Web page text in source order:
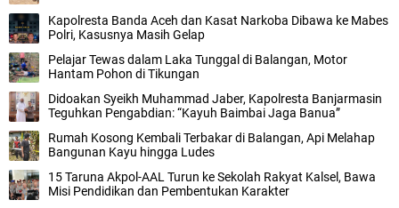
Kapolresta Banda Aceh dan Kasat Narkoba Dibawa ke Mabes
Polri, Kasusnya Masih Gelap
Pelajar Tewas dalam Laka Tunggal di Balangan, Motor
Hantam Pohon di Tikungan
Didoakan Syeikh Muhammad Jaber, Kapolresta Banjarmasin
Teguhkan Pengabdian: “Kayuh Baimbai Jaga Banua”
Rumah Kosong Kembali Terbakar di Balangan, Api Melahap
Bangunan Kayu hingga Ludes
15 Taruna Akpol-AAL Turun ke Sekolah Rakyat Kalsel, Bawa
Misi Pendidikan dan Pembentukan Karakter